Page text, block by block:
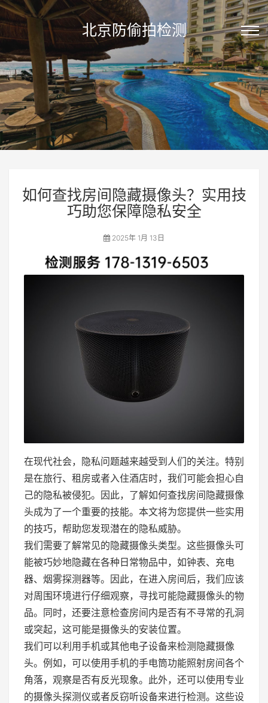
北京防偷拍检测
如何查找房间隐藏摄像头？实用技
巧助您保障隐私安全
2025年 1月 13日
在现代社会，隐私问题越来越受到人们的关注。特别
是在旅行、租房或者入住酒店时，我们可能会担心自
己的隐私被侵犯。因此，了解如何查找房间隐藏摄像
头成为了一个重要的技能。本文将为您提供一些实用
的技巧，帮助您发现潜在的隐私威胁。
我们需要了解常见的隐藏摄像头类型。这些摄像头可
能被巧妙地隐藏在各种日常物品中，如钟表、充电
器、烟雾探测器等。因此，在进入房间后，我们应该
对周围环境进行仔细观察，寻找可能隐藏摄像头的物
品。同时，还要注意检查房间内是否有不寻常的孔洞
或突起，这可能是摄像头的安装位置。
我们可以利用手机或其他电子设备来检测隐藏摄像
头。例如，可以使用手机的手电筒功能照射房间各个
角落，观察是否有反光现象。此外，还可以使用专业
的摄像头探测仪或者反窃听设备来进行检测。这些设